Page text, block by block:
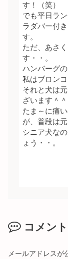
す！（笑）
でも平日ラ
ラダバー付
す。
ただ、あさ
す・・。
ハンバーグ
私はブロン
それと犬は
ざいます＾＾
たま～に痛
が、普段は
シニア犬な
ょう・・。
コメン
メールアドレスが